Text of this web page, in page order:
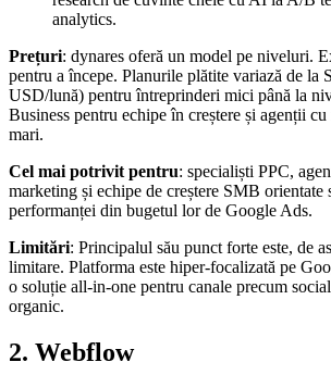
analytics.
Prețuri: dynares oferă un model pe niveluri.
pentru a începe. Planurile plătite variază de la
USD/lună) pentru întreprinderi mici până la
Business pentru echipe în creștere și agenții
mari.
Cel mai potrivit pentru: specialiști PPC,
marketing și echipe de creștere SMB orientate
performanței din bugetul lor de Google Ads.
Limitări: Principalul său punct forte este, de
limitare. Platforma este hiper-focalizată pe
o soluție all-in-one pentru canale precum
organic.
2. Webflow